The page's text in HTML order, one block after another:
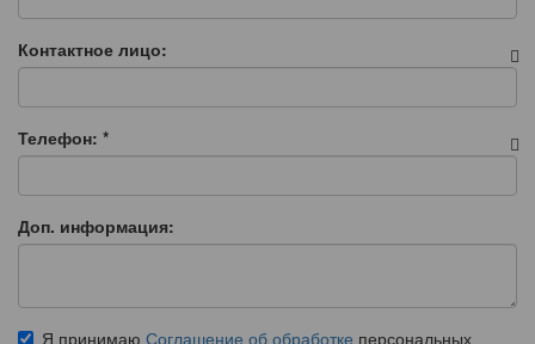
Контактное лицо:
Телефон: *
Доп. информация:
Я принимаю Соглашение об обработке персональных